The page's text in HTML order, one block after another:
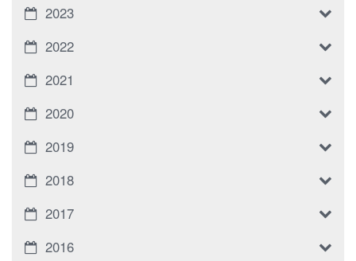
2023
2022
2021
2020
2019
2018
2017
2016